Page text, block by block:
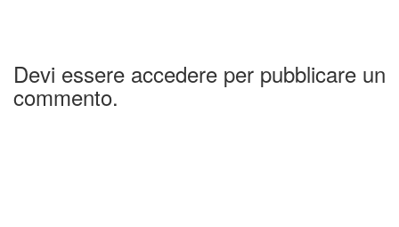
Devi essere accedere per pubblicare un
commento.